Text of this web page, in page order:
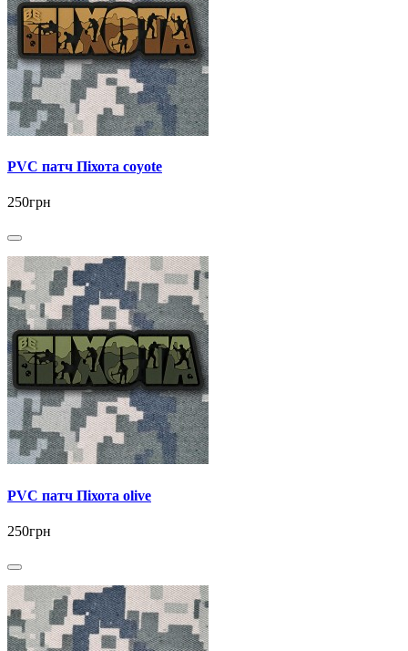
PVC патч Піхота coyote
250грн
PVC патч Піхота olive
250грн